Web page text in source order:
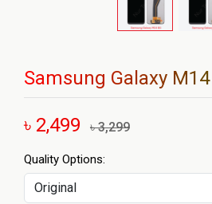
Samsung Galaxy
৳ 2,499 ৳ 3,299
Quality Options: